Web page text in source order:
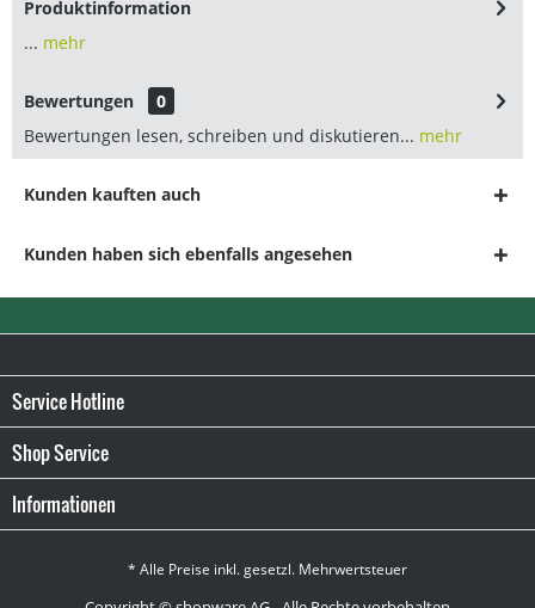
Produktinformation
... mehr
Bewertungen
0
Bewertungen lesen, schreiben und diskutieren... mehr
Kunden kauften auch
Kunden haben sich ebenfalls angesehen
Service Hotline
Shop Service
Informationen
* Alle Preise inkl. gesetzl. Mehrwertsteuer